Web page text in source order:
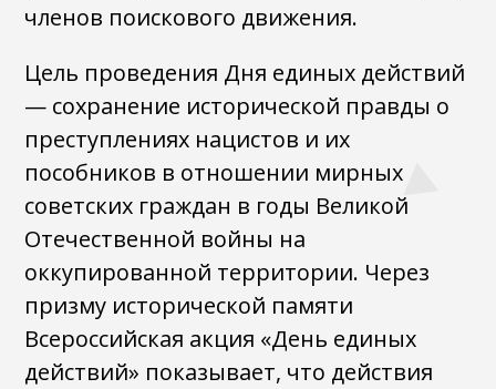
членов поискового движения.
Цель проведения Дня единых действий
— сохранение исторической правды о
преступлениях нацистов и их
пособников в отношении мирных
советских граждан в годы Великой
Отечественной войны на
оккупированной территории. Через
призму исторической памяти
Всероссийская акция «День единых
действий» показывает, что действия